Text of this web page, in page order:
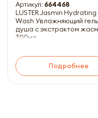
Артикул: 664468
LUSTER Jasmin
Wash Увлажняющий
душа с экстрактом
300мл
Подробнее